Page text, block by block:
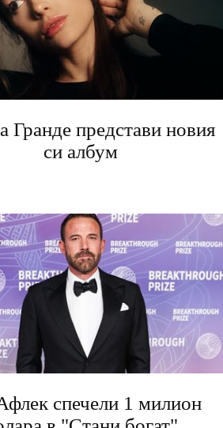
Гранде представи новия
си албум
спечели 1 милион